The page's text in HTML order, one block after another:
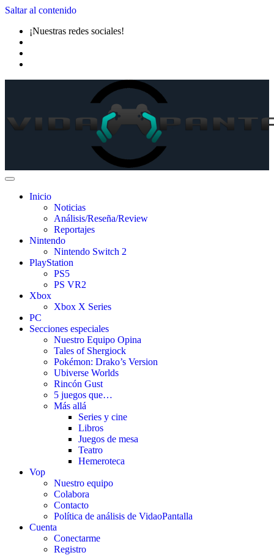
Saltar al contenido
¡Nuestras redes sociales!
Inicio
Noticias
Análisis/Reseña/Review
Reportajes
Nintendo
Nintendo Switch 2
PlayStation
PS5
PS VR2
Xbox
Xbox X Series
PC
Secciones especiales
Nuestro Equipo Opina
Tales of Shergiock
Pokémon: Drako’s Version
Ubiverse Worlds
Rincón Gust
5 juegos que…
Más allá
Series y cine
Libros
Juegos de mesa
Teatro
Hemeroteca
Vop
Nuestro equipo
Colabora
Contacto
Política de análisis de VidaoPantalla
Cuenta
Conectarme
Registro